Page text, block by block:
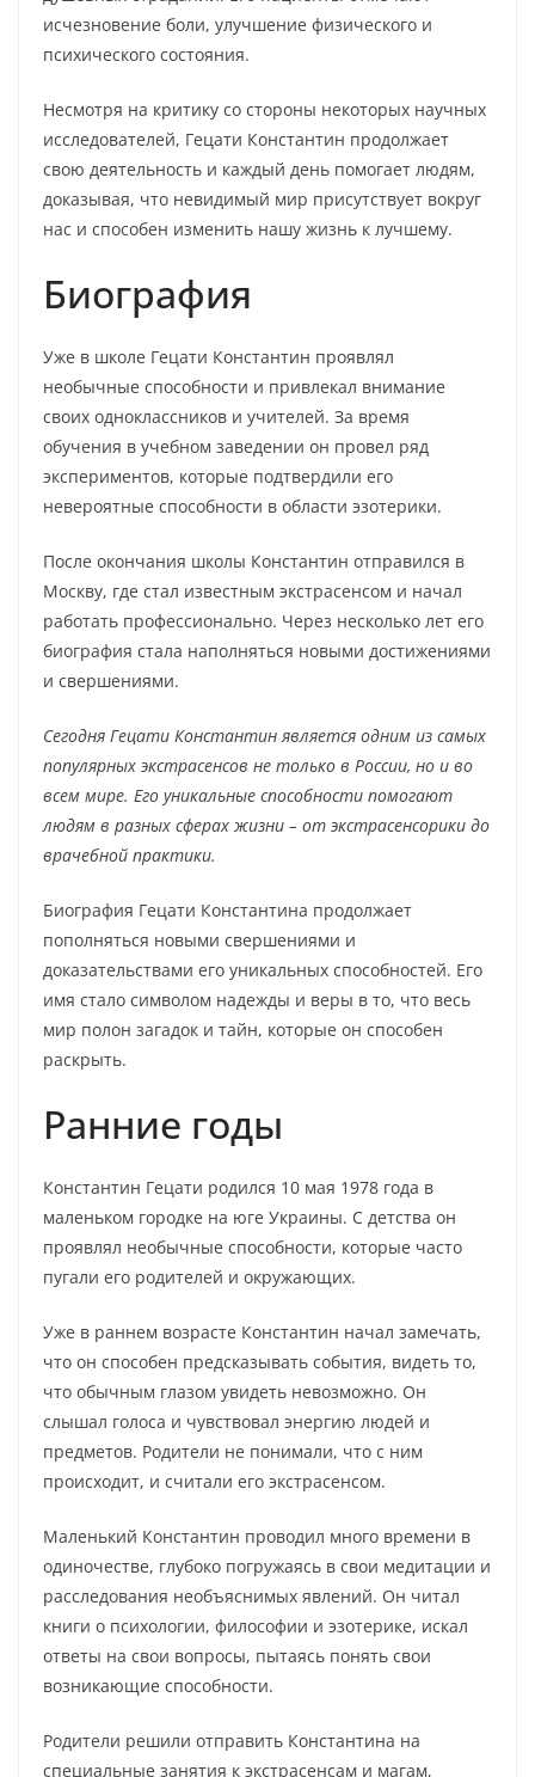
исчезновение боли, улучшение физического и
психического состояния.
Несмотря на критику со стороны некоторых научных
исследователей, Гецати Константин продолжает
свою деятельность и каждый день помогает людям,
доказывая, что невидимый мир присутствует вокруг
нас и способен изменить нашу жизнь к лучшему.
Биография
Уже в школе Гецати Константин проявлял
необычные способности и привлекал внимание
своих одноклассников и учителей. За время
обучения в учебном заведении он провел ряд
экспериментов, которые подтвердили его
невероятные способности в области эзотерики.
После окончания школы Константин отправился в
Москву, где стал известным экстрасенсом и начал
работать профессионально. Через несколько лет его
биография стала наполняться новыми достижениями
и свершениями.
Сегодня Гецати Константин является одним из самых
популярных экстрасенсов не только в России, но и во
всем мире. Его уникальные способности помогают
людям в разных сферах жизни – от экстрасенсорики до
врачебной практики.
Биография Гецати Константина продолжает
пополняться новыми свершениями и
доказательствами его уникальных способностей. Его
имя стало символом надежды и веры в то, что весь
мир полон загадок и тайн, которые он способен
раскрыть.
Ранние годы
Константин Гецати родился 10 мая 1978 года в
маленьком городке на юге Украины. С детства он
проявлял необычные способности, которые часто
пугали его родителей и окружающих.
Уже в раннем возрасте Константин начал замечать,
что он способен предсказывать события, видеть то,
что обычным глазом увидеть невозможно. Он
слышал голоса и чувствовал энергию людей и
предметов. Родители не понимали, что с ним
происходит, и считали его экстрасенсом.
Маленький Константин проводил много времени в
одиночестве, глубоко погружаясь в свои медитации и
расследования необъяснимых явлений. Он читал
книги о психологии, философии и эзотерике, искал
ответы на свои вопросы, пытаясь понять свои
возникающие способности.
Родители решили отправить Константина на
специальные занятия к экстрасенсам и магам,